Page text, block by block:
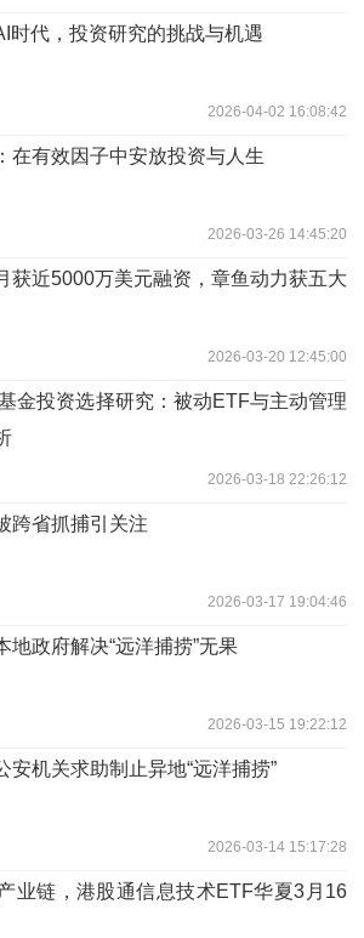
时代，投资研究的挑战与机遇
2026-04-02 16:08:42
在有效因子中安放投资与人生
2026-03-26 14:45:20
获近5000万美元融资，章鱼动力获五大
2026-03-20 12:45:00
金投资选择研究：被动ETF与主动管理
2026-03-18 22:26:12
跨省抓捕引关注
2026-03-17 19:04:46
地政府解决“远洋捕捞”无果
2026-03-15 19:22:12
安机关求助制止异地“远洋捕捞”
2026-03-14 15:17:28
业链，港股通信息技术ETF华夏3月16